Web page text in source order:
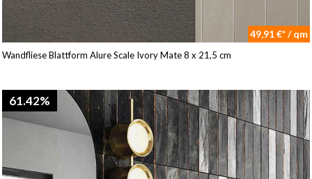
49,91 €* / qm
Wandfliese Blattform Alure Scale Ivory Mate 8 x 21,5 cm
61.42%